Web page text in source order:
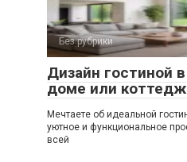
Без рубрики
Дизайн гостиной
доме или
Мечтаете об идеальной
уютное и функциональное
всей